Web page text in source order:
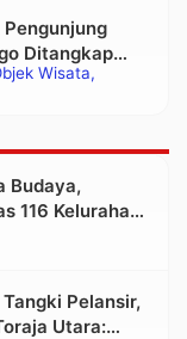
Wisata
Ditangkap
Budaya,
116 Kelurahan
Papan
Pelansir,
Utara: